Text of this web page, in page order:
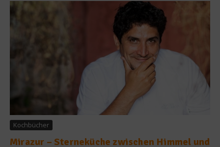
Kochbücher
Mirazur – Sterneküche zwischen Himmel und